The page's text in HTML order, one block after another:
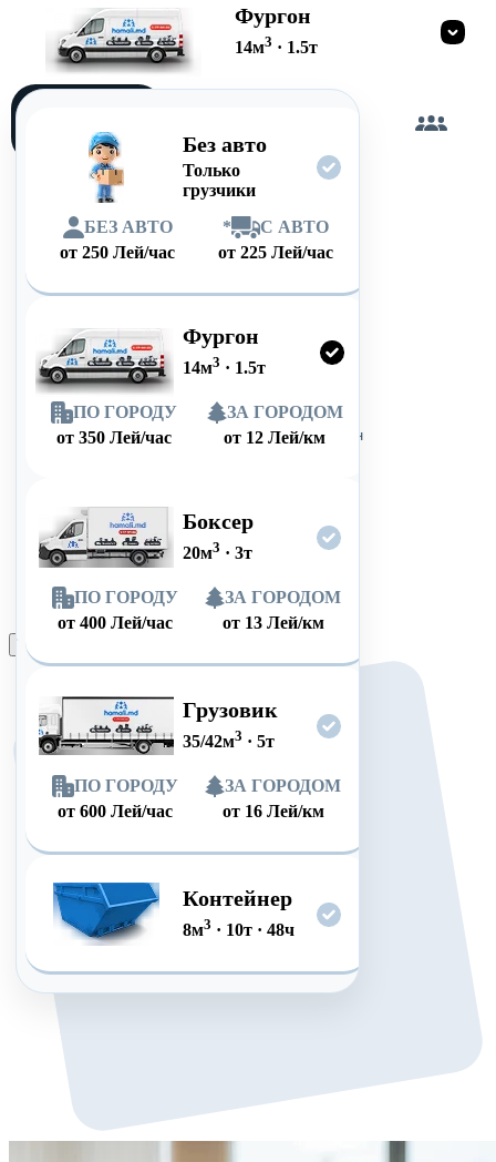
Фургон
14м3 · 1.5т
Без авто
Только
грузчики
БЕЗ АВТО
от250 Лей/час
*
С АВТО
от 225 Лей/час
Фургон
14м3 · 1.5т
ПО ГОРОДУ
от 350 Лей/час
ЗА ГОРОДОМ
от 12 Лей/км
Боксер
20м3 · 3т
ПО ГОРОДУ
от 400 Лей/час
ЗА ГОРОДОМ
от 13 Лей/км
Грузовик
35/42м3 · 5т
ПО ГОРОДУ
от 600 Лей/час
ЗА ГОРОДОМ
от 16 Лей/км
Контейнер
8м3 · 10т· 48ч
Оформить заказ